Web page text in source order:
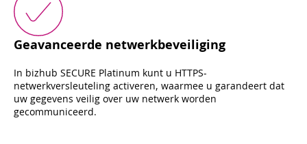
Geavanceerde netwerkbeveiliging
In bizhub SECURE Platinum kunt u HTTPS-
netwerkversleuteling activeren, waarmee u garandeert dat
uw gegevens veilig over uw netwerk worden
gecommuniceerd.